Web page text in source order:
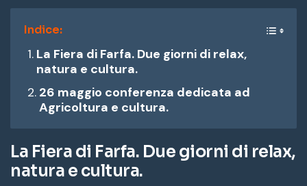
Indice:
La Fiera di Farfa. Due giorni di relax,
natura e cultura.
26 maggio conferenza dedicata ad
Agricoltura e cultura.
La Fiera di Farfa. Due giorni di relax,
natura e cultura.